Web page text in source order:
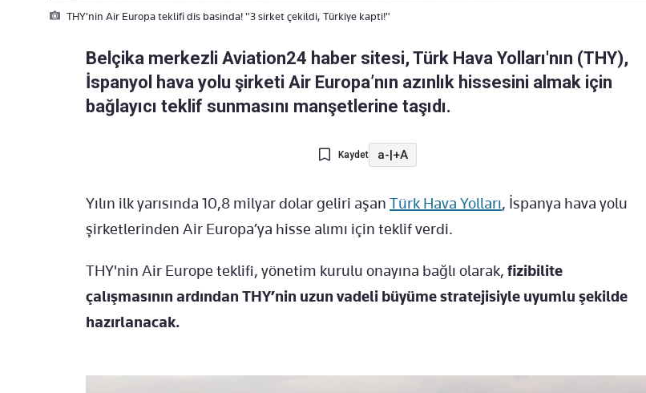
THY'nin Air Europa teklifi dis basinda! "3 sirket çekildi, Türkiye kapti!"
Belçika merkezli Aviation24 haber sitesi, Türk Hava Yolları'nın (THY),
İspanyol hava yolu şirketi Air Europa’nın azınlık hissesini almak için
bağlayıcı teklif sunmasını manşetlerine taşıdı.
Kaydet a-|+A
Yılın ilk yarısında 10,8 milyar dolar geliri aşan Türk Hava Yolları, İspanya hava yolu
şirketlerinden Air Europa’ya hisse alımı için teklif verdi.
THY'nin Air Europe teklifi, yönetim kurulu onayına bağlı olarak, fizibilite
çalışmasının ardından THY’nin uzun vadeli büyüme stratejisiyle uyumlu şekilde
hazırlanacak.